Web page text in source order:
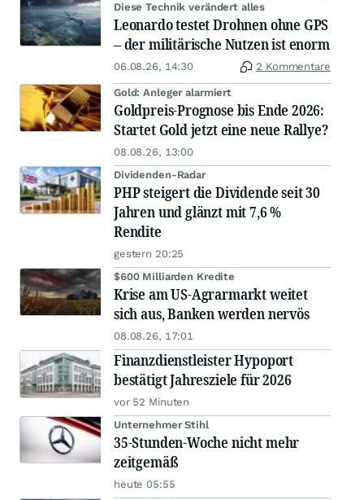
Diese Technik verändert alles
Leonardo testet Drohnen ohne GPS
– der militärische Nutzen ist enorm
06.08.26, 14:30 2 Kommentare
Gold: Anleger alarmiert
Goldpreis-Prognose bis Ende 2026:
Startet Gold jetzt eine neue Rallye?
08.08.26, 13:00
Dividenden-Radar
PHP steigert die Dividende seit 30
Jahren und glänzt mit 7,6 %
Rendite
gestern 20:25
$600 Milliarden Kredite
Krise am US-Agrarmarkt weitet
sich aus, Banken werden nervös
08.08.26, 17:01
Finanzdienstleister Hypoport
bestätigt Jahresziele für 2026
vor 52 Minuten
Unternehmer Stihl
35-Stunden-Woche nicht mehr
zeitgemäß
heute 05:55